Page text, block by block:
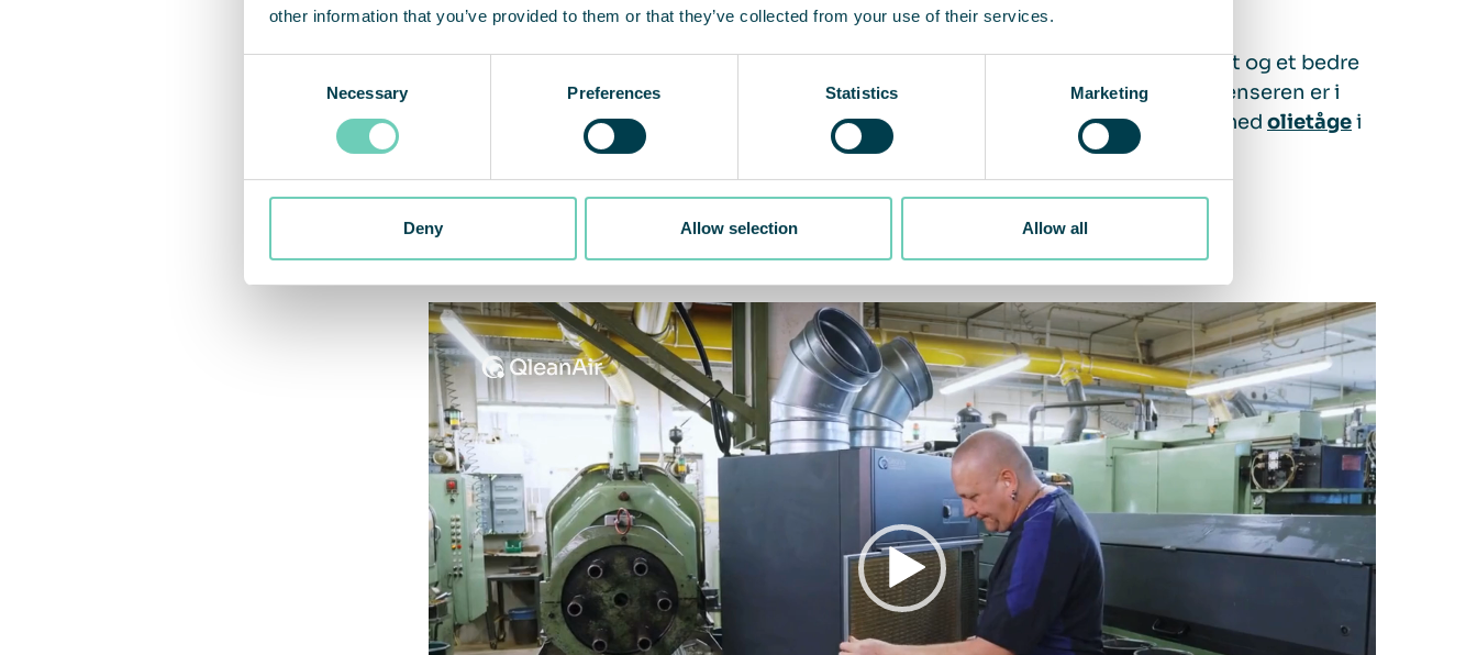
other information that you’ve provided to them or that they’ve collected from your use of their services.
Necessary Preferences Statistics Marketing
Deny Allow selection Allow all
Samarbejdet mellem F.u.G. LINDEN og QleanAir har ikke kun resulteret i renere luft og et bedre
arbejdsmiljø, men også i udviklingen af en innovativ løsning. FS 70 Oil Mist-luftrenseren er i
dag tilgængelig for andre virksomheder, der står over for lignende udfordringer med olietågei
produktions- og industrimiljøer.
Videotoistin